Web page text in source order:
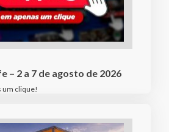
– 2 a 7 de agosto de 2026
um clique!